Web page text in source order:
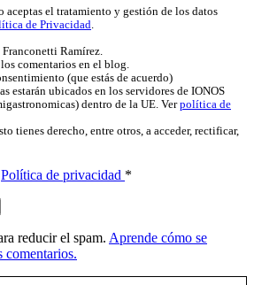
aceptas el tratamiento y gestión de los datos
de Privacidad.
Ramírez.
comentarios en el blog.
(que estás de acuerdo)
estarán ubicados en los servidores de IONOS
dentro de la UE. Verpolítica de
tienes derecho, entre otros, a acceder, rectificar,
Política de privacidad *
reducir el spam. Aprende cómo se
comentarios.